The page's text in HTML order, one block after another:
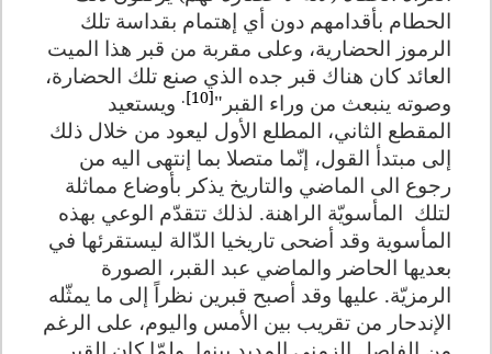
الحطام بأقدامهم دون أي إهتمام بقداسة تلك
الرموز الحضارية، وعلى مقربة من قبر هذا الميت
العائد كان هناك قبر جده الذي صنع تلك الحضارة،
وصوته ينبعث من وراء القبر"[10]
. ويستعيد
المقطع الثاني، المطلع الأول ليعود من خلال ذلك
إلى مبتدأ القول، إنّما متصلا بما إنتهى اليه من
رجوع الى الماضي والتاريخ يذكر بأوضاع مماثلة
لتلك المأسويّة الراهنة. لذلك تتقدّم الوعي بهذه
المأسوية وقد أضحى تاريخيا الدّالة ليستقرئها في
بعديها الحاضر والماضي عبد القبر، الصورة
الرمزيّة. عليها وقد أصبح قبرين نظراً إلى ما يمثّله
الإندحار من تقريب بين الأمس واليوم، على الرغم